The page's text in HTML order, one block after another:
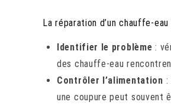
La réparation d’un chauffe-
Identifier le problème :
des chauffe-eau
Contrôler l’alimentation :
une coupure peut souvent